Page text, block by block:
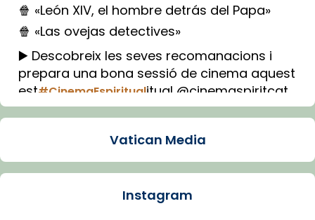
🍿 «León XIV, el hombre detrás del Papa»
🍿 «Las ovejas detectives»
▶️ Descobreix les seves recomanacions i
prepara una bona sessió de cinema aquest
est#CinemaEspiritualitual @cinemaspiritcat
Imatge: Generada amb IA (OpenAI)
Arquebisbat de Barcelona
Vatican Media
Instagram